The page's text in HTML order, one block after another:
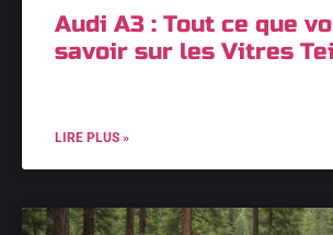
Audi A3 : Tout ce que
savoir sur les Vitres
LIRE PLUS »